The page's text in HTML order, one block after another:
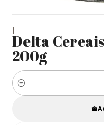
|
Delta
200g
Quantity